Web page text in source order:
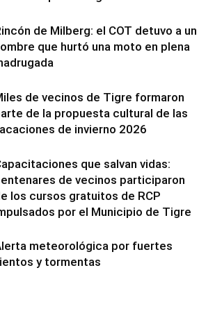
de Milberg: el COT detuvo a un
que hurtó una moto en plena
de vecinos de Tigre formaron
de la propuesta cultural de las
de invierno 2026
que salvan vidas:
de vecinos participaron
los cursos gratuitos de RCP
por el Municipio de Tigre
meteorológica por fuertes
y tormentas